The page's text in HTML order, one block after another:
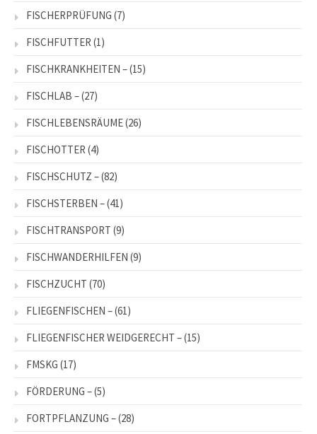
FISCHERPRÜFUNG (7)
FISCHFUTTER (1)
FISCHKRANKHEITEN –(15)
FISCHLAB –(27)
FISCHLEBENSRÄUME(26)
FISCHOTTER (4)
FISCHSCHUTZ –(82)
FISCHSTERBEN –(41)
FISCHTRANSPORT (9)
FISCHWANDERHILFEN (9)
FISCHZUCHT (70)
FLIEGENFISCHEN –(61)
FLIEGENFISCHER WEIDGERECHT –(15)
FMSKG (17)
FÖRDERUNG –(5)
FORTPFLANZUNG –(28)